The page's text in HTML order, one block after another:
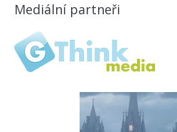
Mediální partneři